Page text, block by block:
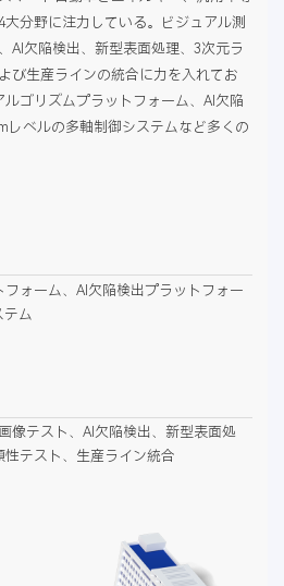
分野に注力している。ビジュアル測
AI欠陥検出、新型表面処理、3次元ラ
び生産ラインの統合に力を入れてお
ゴリズムプラットフォーム、AI欠陥
レベルの多軸制御システムなど多くの
ォーム、AI欠陥検出プラットフォー
ム
像テスト、AI欠陥検出、新型表面処
テスト、生産ライン統合